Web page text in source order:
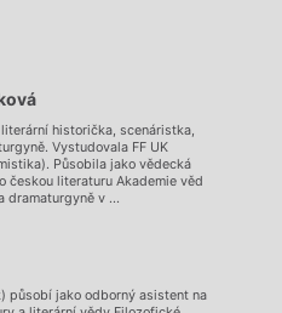
historička, scenáristka,
Vystudovala FF UK
Působila jako vědecká
českou literaturu Akademie věd
dramaturgyně v ...
působí jako odborný asistent na